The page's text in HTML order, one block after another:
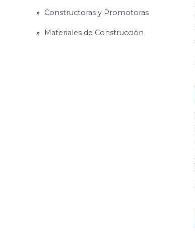
Constructoras y Promotoras
Materiales de Construcción